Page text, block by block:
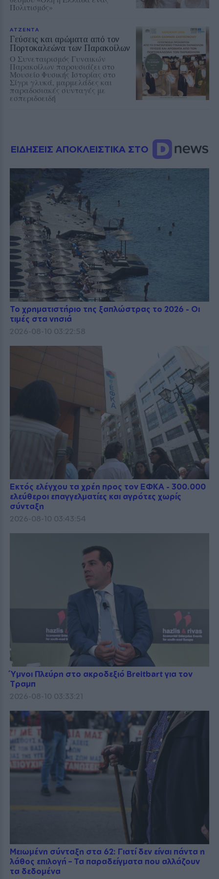
Πολιτισμός»
ΑΤΖΕΝΤΑ
Γεύσεις και αρώματα από τον
Πορτοκαλεώνα των Παρακοίλων
Ο Συνεταιρισμός Γυναικών
Παρακοίλων παρουσιάζει στο
Μουσείο Φυσικής Ιστορίας στο
Σίγρι γλυκά, μαρμελάδες και
παραδοσιακές συνταγές με
εσπεριδοειδή
ΕΙΔΗΣΕΙΣ ΑΠΟΚΛΕΙΣΤΙΚΑ ΣΤΟ
Το χρηματιστήριο της ξαπλώστρας το 2026 - Οι
τιμές στα νησιά
2026-08-10 03:22:58
Εκτός ελέγχου τα χρέη προς τον ΕΦΚΑ - 300.000
ελεύθεροι επαγγελματίες και αγρότες χωρίς
σύνταξη
2026-08-10 03:43:54
Ύμνοι Πλεύρη στο ακροδεξιό Breitbart για τον
Τραμπ
2026-08-10 03:33:21
Μειωμένη σύνταξη στα 62: Γιατί δεν είναι πάντα η
λάθος επιλογή – Τα παραδείγματα που αλλάζουν
τα δεδομένα